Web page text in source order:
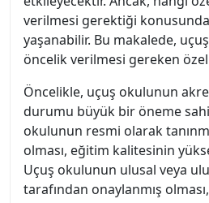
verilmesi gerektiği konusunda
yaşanabilir. Bu makalede,
öncelik verilmesi gereken
Öncelikle, uçuş okulunun
durumu büyük bir öneme
okulunun resmi olarak
olması, eğitim kalitesinin
Uçuş okulunun ulusal veya
tarafından onaylanmış